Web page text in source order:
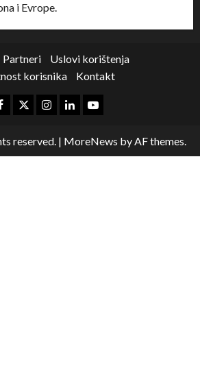
i Evrope.
Partneri
Uslovi korištenja
korisnika
Kontakt
reserved. | MoreNews by AF themes.